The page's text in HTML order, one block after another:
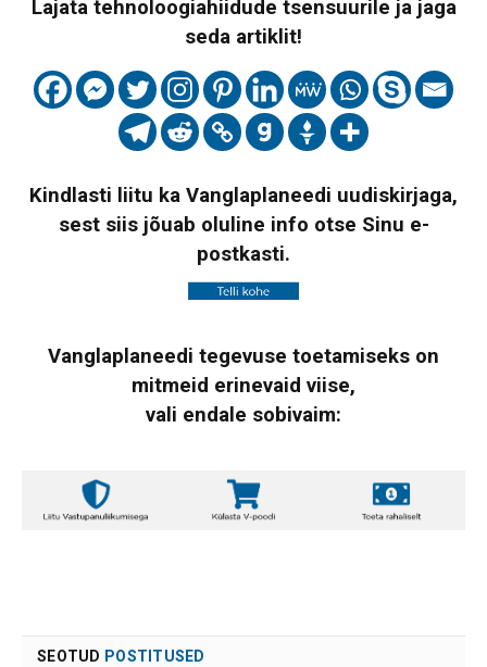
Lajata tehnoloogiahiidude tsensuurile ja jaga
seda artiklit!
Kindlasti liitu ka Vanglaplaneedi uudiskirjaga,
sest siis jõuab oluline info otse Sinu e-
postkasti.
Vanglaplaneedi tegevuse toetamiseks on
mitmeid erinevaid viise,
vali endale sobivaim:
SEOTUD POSTITUSED